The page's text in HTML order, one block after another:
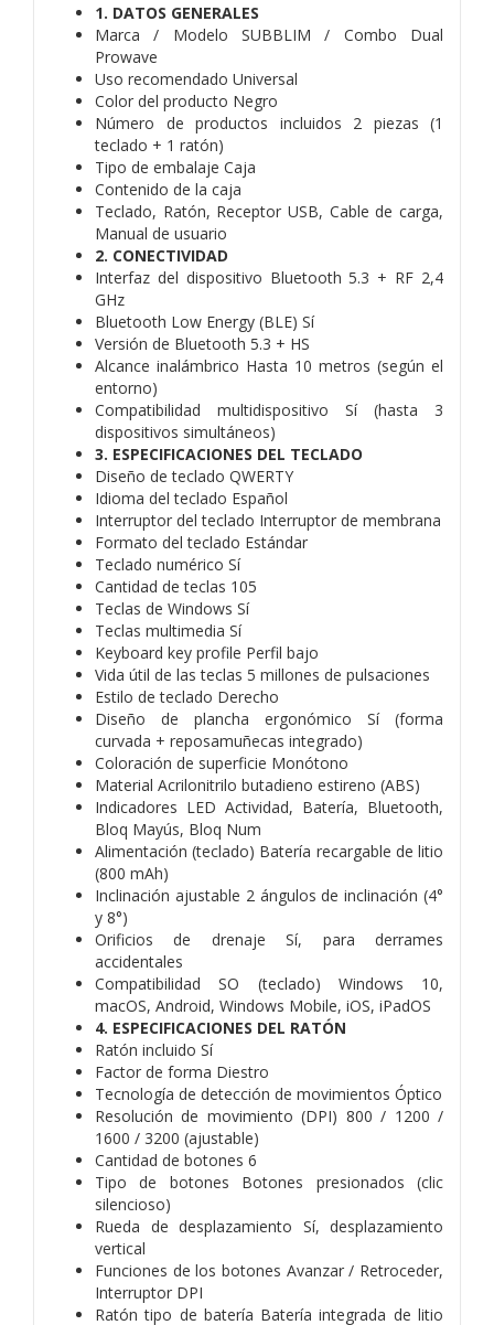
1. DATOS GENERALES
Marca / Modelo SUBBLIM / Combo Dual
Prowave
Uso recomendado Universal
Color del producto Negro
Número de productos incluidos 2 piezas (1
teclado + 1 ratón)
Tipo de embalaje Caja
Contenido de la caja
Teclado, Ratón, Receptor USB, Cable de carga,
Manual de usuario
2. CONECTIVIDAD
Interfaz del dispositivo Bluetooth 5.3 + RF 2,4
GHz
Bluetooth Low Energy (BLE) Sí
Versión de Bluetooth 5.3 + HS
Alcance inalámbrico Hasta 10 metros (según el
entorno)
Compatibilidad multidispositivo Sí (hasta 3
dispositivos simultáneos)
3. ESPECIFICACIONES DEL TECLADO
Diseño de teclado QWERTY
Idioma del teclado Español
Interruptor del teclado Interruptor de membrana
Formato del teclado Estándar
Teclado numérico Sí
Cantidad de teclas 105
Teclas de Windows Sí
Teclas multimedia Sí
Keyboard key profile Perfil bajo
Vida útil de las teclas 5 millones de pulsaciones
Estilo de teclado Derecho
Diseño de plancha ergonómico Sí (forma
curvada + reposamuñecas integrado)
Coloración de superficie Monótono
Material Acrilonitrilo butadieno estireno (ABS)
Indicadores LED Actividad, Batería, Bluetooth,
Bloq Mayús, Bloq Num
Alimentación (teclado) Batería recargable de litio
(800 mAh)
Inclinación ajustable 2 ángulos de inclinación (4°
y 8°)
Orificios de drenaje Sí, para derrames
accidentales
Compatibilidad SO (teclado) Windows 10,
macOS, Android, Windows Mobile, iOS, iPadOS
4. ESPECIFICACIONES DEL RATÓN
Ratón incluido Sí
Factor de forma Diestro
Tecnología de detección de movimientos Óptico
Resolución de movimiento (DPI) 800 / 1200 /
1600 / 3200 (ajustable)
Cantidad de botones 6
Tipo de botones Botones presionados (clic
silencioso)
Rueda de desplazamiento Sí, desplazamiento
vertical
Funciones de los botones Avanzar / Retroceder,
Interruptor DPI
Ratón tipo de batería Batería integrada de litio